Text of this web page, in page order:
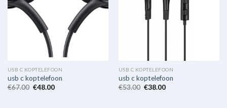
USB C KOPTELEFOON
usb c koptelefoon
€67.00 €48.00
USB C KOPTELEFOON
usb c koptelefoon
€53.00 €38.00